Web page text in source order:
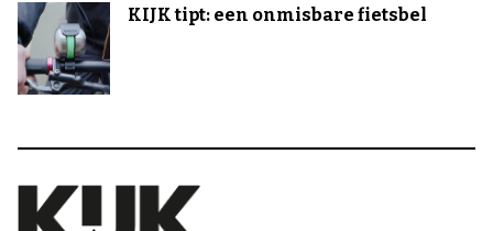
KIJK tipt: een onmisbare fietsbel